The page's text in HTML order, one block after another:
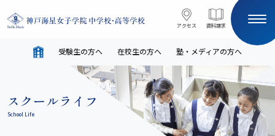
アクセス 資料請求
アクセス 資料請求
HOME
受験生の方へ 在校生の方へ 塾・メディアの方へ
スクールライフ
School Life